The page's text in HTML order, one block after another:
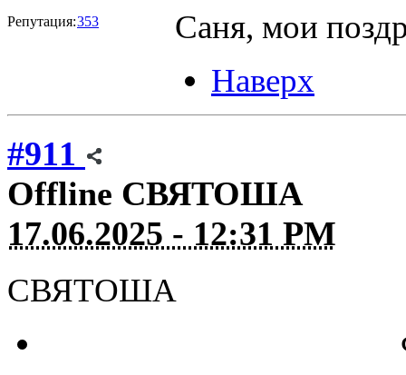
Репутация:353
Саня, мои
Наверх
#911
Offline СВЯТОША
17.06.2025 - 12:31 PM
СВЯТОША